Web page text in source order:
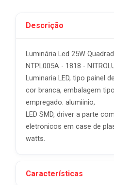
Descrição
Luminária Led 25W
NTPL005A - 1818 -
Luminaria LED, tipo painel
cor branca, embalagem
empregado: alumiinio,
LED SMD, driver a parte
eletronicos em case de
watts.
Características